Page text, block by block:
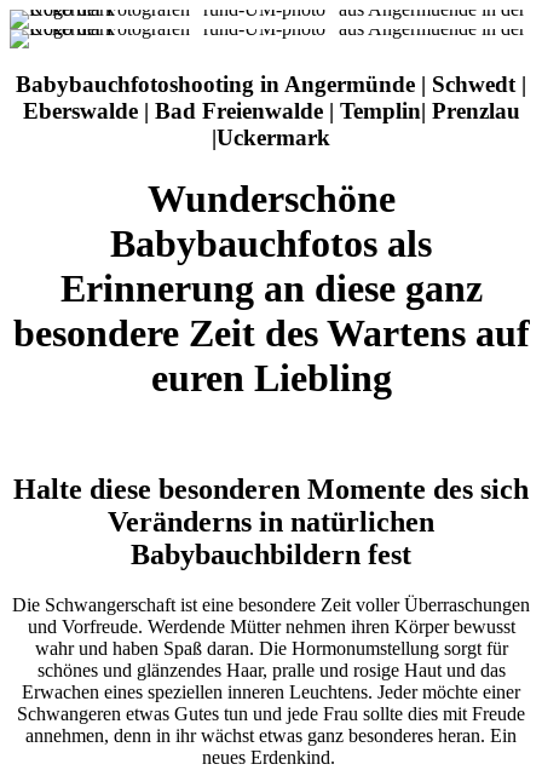
Babybauchfotoshooting in Angermünde | Schwedt |
Eberswalde | Bad Freienwalde | Templin| Prenzlau
|Uckermark
Wunderschöne
Babybauchfotos als
Erinnerung an diese ganz
besondere Zeit des Wartens auf
euren Liebling
Halte diese besonderen Momente des sich
Veränderns in natürlichen
Babybauchbildern fest
Die Schwangerschaft ist eine besondere Zeit voller Überraschungen
und Vorfreude. Werdende Mütter nehmen ihren Körper bewusst
wahr und haben Spaß daran. Die Hormonumstellung sorgt für
schönes und glänzendes Haar, pralle und rosige Haut und das
Erwachen eines speziellen inneren Leuchtens. Jeder möchte einer
Schwangeren etwas Gutes tun und jede Frau sollte dies mit Freude
annehmen, denn in ihr wächst etwas ganz besonderes heran. Ein
neues Erdenkind.